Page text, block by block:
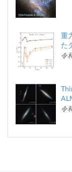
重
た
令
令